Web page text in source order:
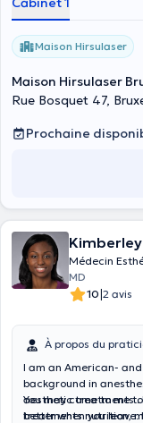
acoustique” du laser,
Maison Hirsulaser
Maison Hirsulaser
Rue
Prochaine
Médecin
MD
10|2 avis
À propos du
I am an American-
background in
aesthetic treatments .
treatments nutrition,
You may come to me
better when you